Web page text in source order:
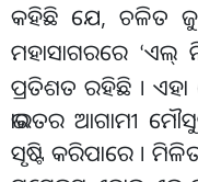
କହିଛି ଯେ, ଚଳିତ
ମହାସାଗରରେ ‘ଏଲ୍
ପ୍ରତିଶତ ରହିଛି ।
ଭାରତର ଆଗାମୀ
ସୃଷ୍ଟି କରିପାରେ ।